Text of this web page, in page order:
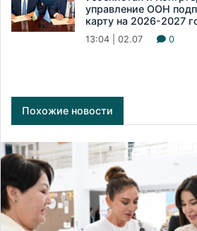
управление ООН
карту на 2026-2027
13:04 | 02.07 0
Похожие новости